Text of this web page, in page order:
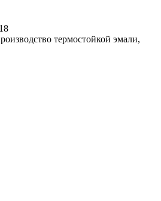
термостойкой эмали,